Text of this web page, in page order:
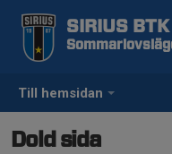
Till hemsidan
SIRIUS BTK
Dold sida